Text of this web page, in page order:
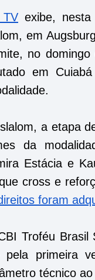
exibe, nesta
em
no
em
a etapa
da
Estácia e
cross e
foram
Troféu Brasil
pela primeira
técnico